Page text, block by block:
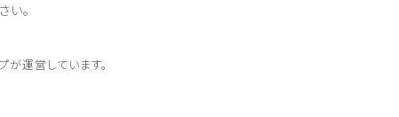
い。
が運営しています。